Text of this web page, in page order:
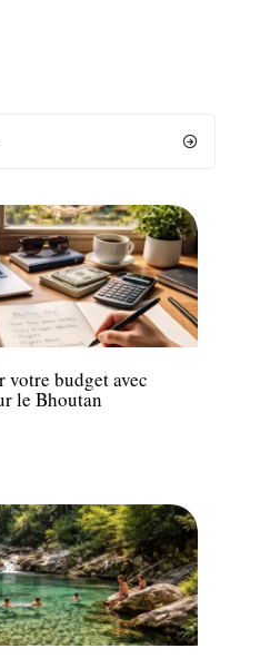
votre budget avec
le Bhoutan